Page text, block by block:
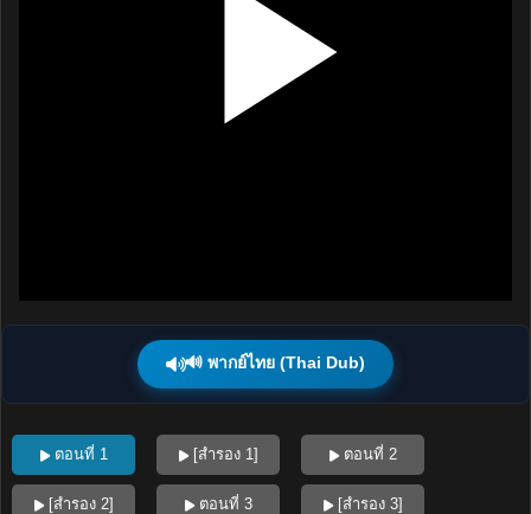
🔊 พากย์ไทย (Thai Dub)
ตอนที่ 1 [สำรอง 1] ตอนที่ 2
[สำรอง 2] ตอนที่ 3 [สำรอง 3]